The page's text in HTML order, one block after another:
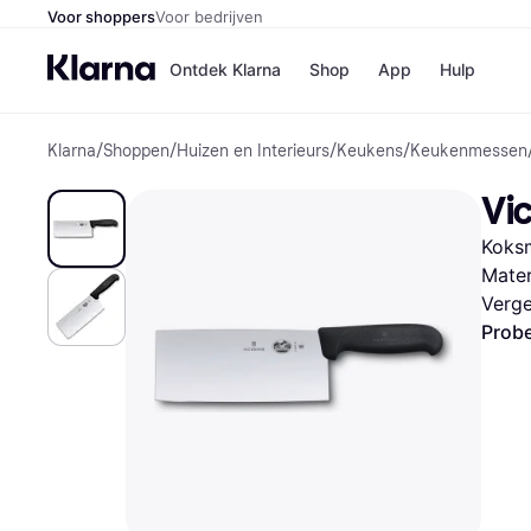
Voor shoppersVoor bedrijven
Ontdek Klarna Shop
Winkels
Bol
H&M
App Hulp
Klarna/Shoppen/Huizen en Interieurs/Keukens/Keukenmessen